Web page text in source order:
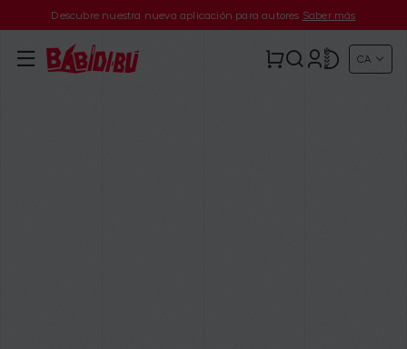
Descubre nuestra nueva aplicación para autores Saber más
CA